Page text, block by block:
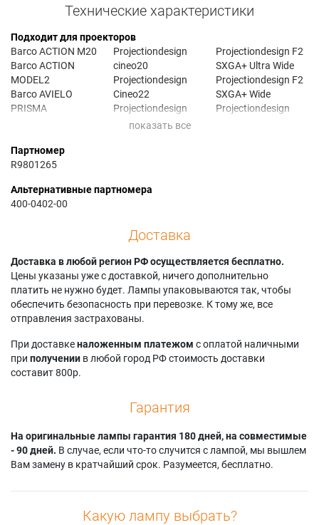
Технические характеристики
Подходит для проекторов
Barco ACTION M20
Barco ACTION
MODEL2
Barco AVIELO
PRISMA
Barco CVHD-31B
Barco CVWU-31B
Barco EVO2SX+
Barco F2
Projectiondesign
ACTION 2
Projectiondesign
Action! M20
Projectiondesign
Projectiondesign
Cineo 22
Projectiondesign
cineo20
Projectiondesign
Cineo22
Projectiondesign
Evo2
Projectiondesign
evo20sx+
EVO22 SX+
Projectiondesign
evo22sx+
Projectiondesign
evo2sx+
SX
Projectiondesign F2
Projectiondesign F2
SXGA+ Ultra Wide
Projectiondesign F2
SXGA+ Wide
Projectiondesign
F22 1080
Projectiondesign
F22 1080P
Projectiondesign
F22 WUXGA
Projectiondesign
Партномер
R9801265
Альтернативные партномера
400-0402-00
Доставка
Доставка в любой регион РФ осуществляется бесплатно.
Цены указаны уже с доставкой, ничего дополнительно
платить не нужно будет. Лампы упаковываются так, чтобы
обеспечить безопасность при перевозке. К тому же, все
отправления застрахованы.
При доставкеналоженным платежом с оплатой наличными
при получении в любой город РФ стоимость доставки
составит 800р.
Гарантия
На оригинальные лампы гарантия 180 дней, на совместимые
- 90 дней. В случае, если что-то случится с лампой, мы вышлем
Вам замену в кратчайший срок. Разумеется, бесплатно.
Какую лампу выбрать?